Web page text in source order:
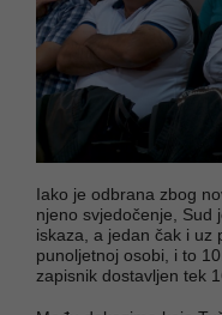
Iako je odbrana zbog
njeno svjedočenje, Sud
iskaza, a jedan čak i uz
punoljetnoj osobi, i to
zapisnik dostavljen tek